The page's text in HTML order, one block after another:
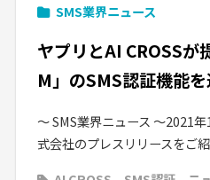
SMS業界ニュース
ヤプリとAI CROSSが
M」のSMS認証機能
〜 SMS業界ニュース 〜2021
式会社のプレスリリースをご